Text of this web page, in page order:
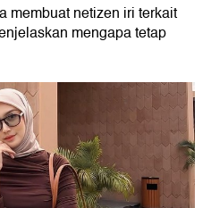
membuat netizen iri terkait
mengapa tetap